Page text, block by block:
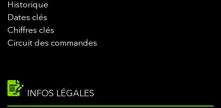
Historique
Dates clés
Chiffres clés
Circuit des commandes
INFOS LÉGALES